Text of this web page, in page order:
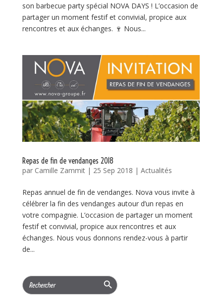
son barbecue party spécial NOVA DAYS ! L’occasion de
partager un moment festif et convivial, propice aux
rencontres et aux échanges. 🍷 Nous...
Repas de fin de vendanges 2018
par Camille Zammit| 25 Sep 2018 | Actualités
Repas annuel de fin de vendanges. Nova vous invite à
célébrer la fin des vendanges autour d’un repas en
votre compagnie. L’occasion de partager un moment
festif et convivial, propice aux rencontres et aux
échanges. Nous vous donnons rendez-vous à partir
de...
Search
for:
Search Button